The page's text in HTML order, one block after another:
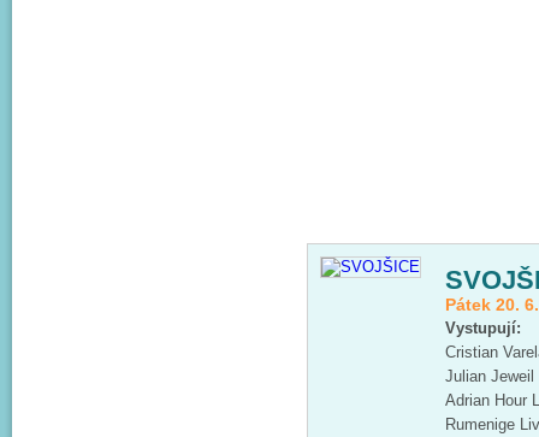
Pátek 20.
Vystupují:
Cristian
Julian Jeweil
Adrian Hour
Rumenige